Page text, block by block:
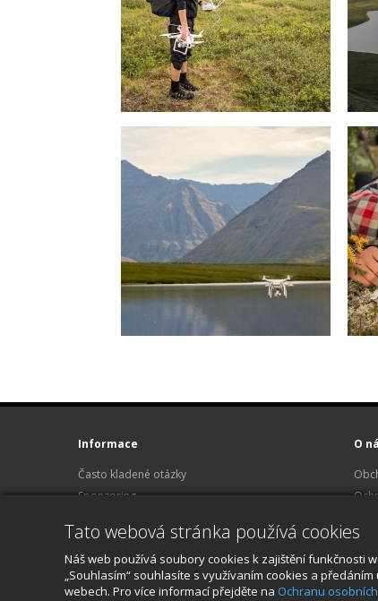
Informace
Často kladené otázky
Sponzoring
Kariéra
Kontakt
O
O
Tato webová stránka používá cookies
Náš web používá soubory cookies k zajištění funkčnosti
„Souhlasím“ souhlasíte s využívaním cookies a
webech. Pro více informací přejděte na Ochranu